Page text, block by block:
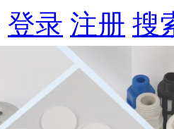
登录 注册 搜